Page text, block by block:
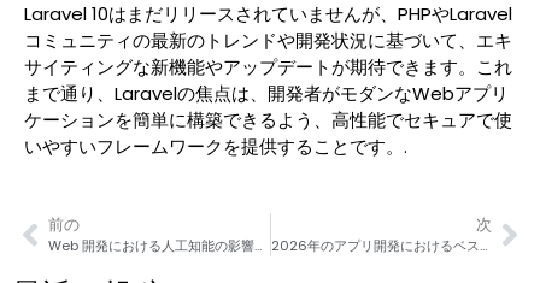
Laravel 10はまだリリースされていませんが、PHPやLaravel
コミュニティの最新のトレンドや開発状況に基づいて、エキ
サイティングな新機能やアップデートが期待できます。これ
まで通り、Laravelの焦点は、開発者がモダンなWebアプリ
ケーションを簡単に構築できるよう、高性能でセキュアで使
いやすいフレームワークを提供することです。.
前の
Web 開発における人工知能の影響は何ですか?
次
2026年のアプリ開発におけるベストNodeJSフレームワーク